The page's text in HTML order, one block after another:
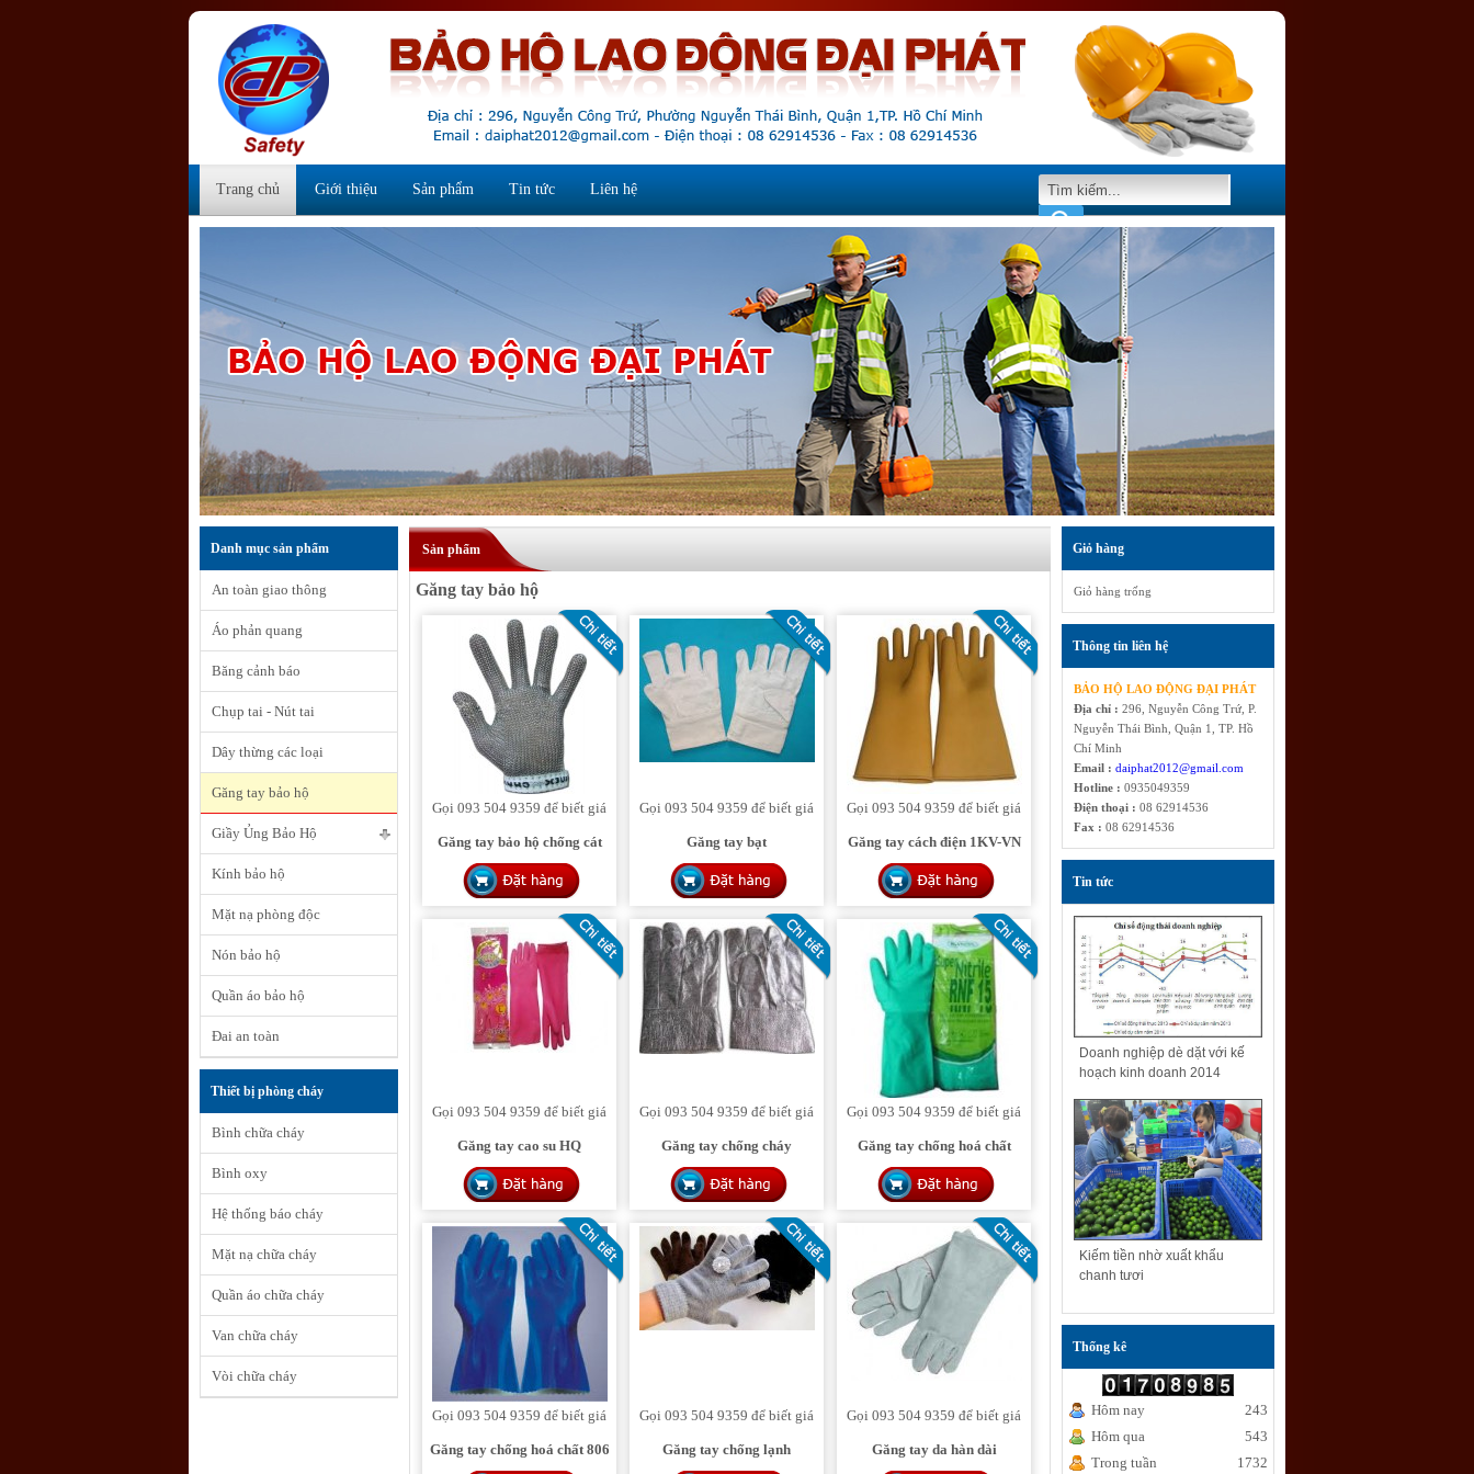
Trang chủ Giới thiệu Sản phẩm Tin tức Liên hệ
Danh mục sản phẩm
An toàn giao thông
Áo phản quang
Băng cảnh báo
Chụp tai - Nút tai
Dây thừng các loại
Găng tay bảo hộ
Giầy Ủng Bảo Hộ
Kính bảo hộ
Mặt nạ phòng độc
Nón bảo hộ
Quần áo bảo hộ
Đai an toàn
Thiết bị phòng cháy
Bình chữa cháy
Bình oxy
Hệ thống báo cháy
Mặt nạ chữa cháy
Quần áo chữa cháy
Van chữa cháy
Vòi chữa cháy
Sản phẩm
Găng tay bảo hộ
Gọi 093 504 9359 để biết giá
Găng tay bảo hộ chống cát
Gọi 093 504 9359 để biết giá
Găng tay bạt
Gọi 093 504 9359 để biết giá
Găng tay cách điện 1KV-VN
Gọi 093 504 9359 để biết giá
Găng tay cao su HQ
Gọi 093 504 9359 để biết giá
Găng tay chống cháy
Gọi 093 504 9359 để biết giá
Găng tay chống hoá chất
Gọi 093 504 9359 để biết giá
Găng tay chống hoá chất 806
Gọi 093 504 9359 để biết giá
Găng tay chống lạnh
Gọi 093 504 9359 để biết giá
Găng tay da hàn dài
Giỏ hàng
Giỏ hàng trống
Thông tin liên hệ
BẢO HỘ LAO ĐỘNG ĐẠI PHÁT
Địa chỉ : 296, Nguyễn Công Trứ, P.
Nguyễn Thái Bình, Quận 1, TP. Hồ
Chí Minh
Email : daiphat2012@gmail.com
Hotline : 0935049359
Điện thoại : 08 62914536
Fax : 08 62914536
Tin tức
Doanh nghiệp dè dặt với kế
hoạch kinh doanh 2014
Kiếm tiền nhờ xuất khẩu
chanh tươi
Thống kê
Hôm nay
Hôm qua
Trong tuần
243
543
1732